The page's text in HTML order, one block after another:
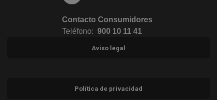
Contacto Consumidores
Teléfono: 900 10 11 41
Aviso legal
Política de privacidad